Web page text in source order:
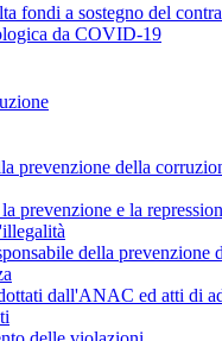
fondi a sostegno del
da COVID-19
prevenzione della
prevenzione e la
della prevenzione
dall'ANAC ed atti di